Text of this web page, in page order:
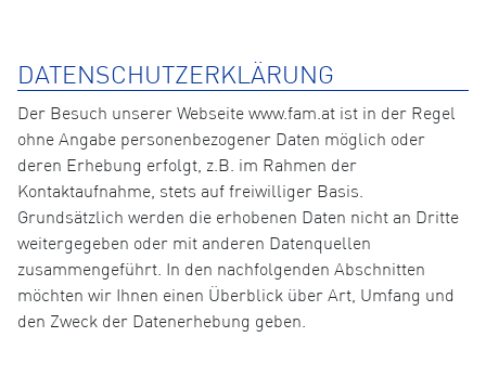
DATENSCHUTZERKLÄRUNG
Der Besuch unserer Webseite www.fam.at ist in der Regel
ohne Angabe personenbezogener Daten möglich oder
deren Erhebung erfolgt, z.B. im Rahmen der
Kontaktaufnahme, stets auf freiwilliger Basis.
Grundsätzlich werden die erhobenen Daten nicht an Dritte
weitergegeben oder mit anderen Datenquellen
zusammengeführt. In den nachfolgenden Abschnitten
möchten wir Ihnen einen Überblick über Art, Umfang und
den Zweck der Datenerhebung geben.